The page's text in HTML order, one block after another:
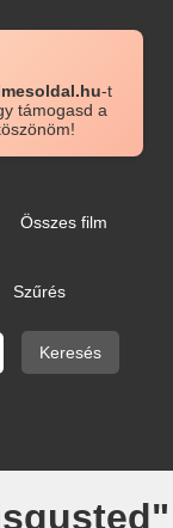
-t
támogasd a
Összes film
Szűrés
Keresés